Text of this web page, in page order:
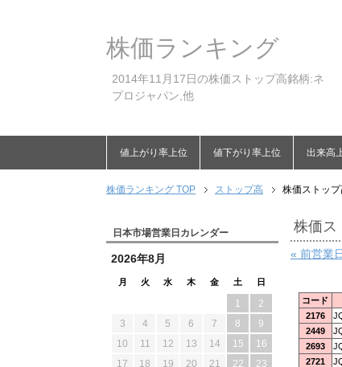
株価ランキング
2014年11月17日の株価ストップ高銘柄:ネ
プロジャパン,他
値上がり率上位 値下がり率上位 出来高
株価ランキング TOP ストップ高 株価ストッ
株価ス
« 前営業
コード
2176
2449
2693
2721
日本市場営業日カレンダー
2026年8月
月 火 水 木 金 土 日
1
2
3
4 5 6 7 8
9
10
11 12 13 14 15
16
17
18 19 20 21 22
23